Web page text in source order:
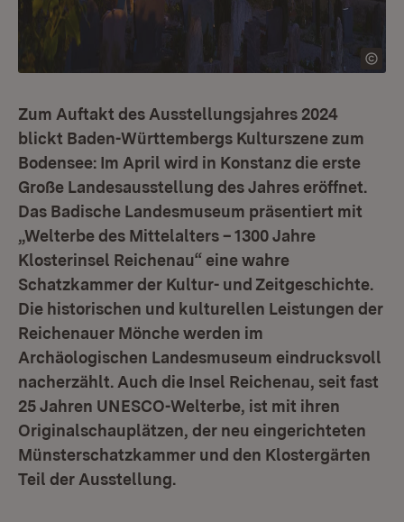
Zum Auftakt des Ausstellungsjahres 2024
blickt Baden-Württembergs Kulturszene zum
Bodensee: Im April wird in Konstanz die erste
Große Landesausstellung des Jahres eröffnet.
Das Badische Landesmuseum präsentiert mit
„Welterbe des Mittelalters – 1300 Jahre
Klosterinsel Reichenau“ eine wahre
Schatzkammer der Kultur- und Zeitgeschichte.
Die historischen und kulturellen Leistungen der
Reichenauer Mönche werden im
Archäologischen Landesmuseum eindrucksvoll
nacherzählt. Auch die Insel Reichenau, seit fast
25 Jahren UNESCO-Welterbe, ist mit ihren
Originalschauplätzen, der neu eingerichteten
Münsterschatzkammer und den Klostergärten
Teil der Ausstellung.